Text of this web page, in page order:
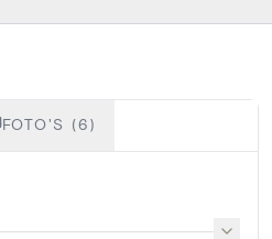
FOTO'S (6)